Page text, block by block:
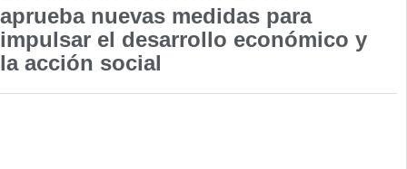
aprueba nuevas medidas para
impulsar el desarrollo económico y
la acción social